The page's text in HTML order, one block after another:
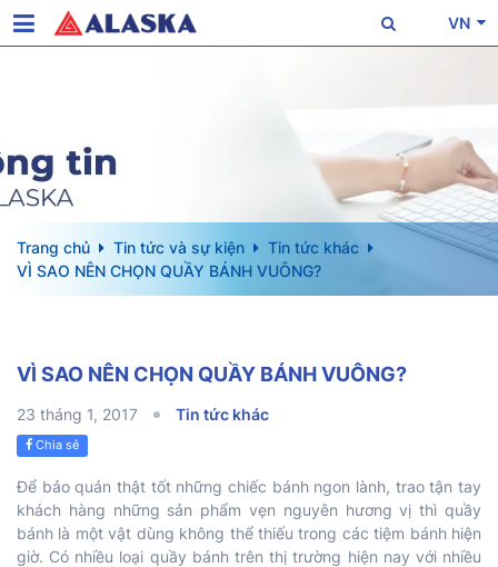
VN
Trang chủ Tin tức và sự kiện
Tin tức khác
VÌ SAO NÊN CHỌN QUẦY BÁNH VUÔNG?
VÌ SAO NÊN CHỌN QUẦY BÁNH VUÔNG?
23 tháng 1, 2017 Tin tức khác
Chia sẻ
Để bảo quản thật tốt những chiếc bánh ngon lành, trao tận tay
khách hàng những sản phẩm vẹn nguyên hương vị thì quầy
bánh là một vật dùng không thể thiếu trong các tiệm bánh hiện
giờ. Có nhiều loại quầy bánh trên thị trường hiện nay với nhiều